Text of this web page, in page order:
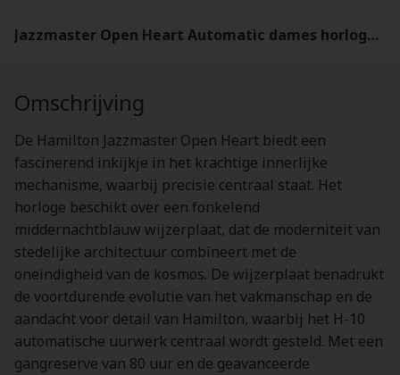
Jazzmaster Open Heart Automatic dames horloge - H32215142
Omschrijving
De Hamilton Jazzmaster Open Heart biedt een
fascinerend inkijkje in het krachtige innerlijke
mechanisme, waarbij precisie centraal staat. Het
horloge beschikt over een fonkelend
middernachtblauw wijzerplaat, dat de moderniteit van
stedelijke architectuur combineert met de
oneindigheid van de kosmos. De wijzerplaat benadrukt
de voortdurende evolutie van het vakmanschap en de
aandacht voor detail van Hamilton, waarbij het H-10
automatische uurwerk centraal wordt gesteld. Met een
gangreserve van 80 uur en de geavanceerde